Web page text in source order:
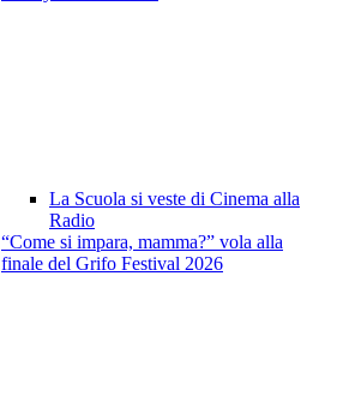
La Scuola si veste di Cinema alla
Radio
“Come si impara, mamma?” vola alla
finale del Grifo Festival 2026